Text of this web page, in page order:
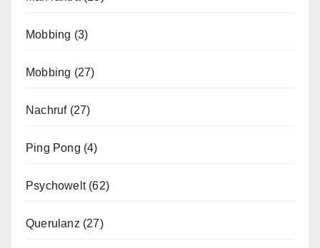
Mobbing (3)
Mobbing (27)
Nachruf(27)
Ping Pong (4)
Psychowelt(62)
Querulanz (27)